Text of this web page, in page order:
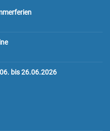
bis 26.06.2026